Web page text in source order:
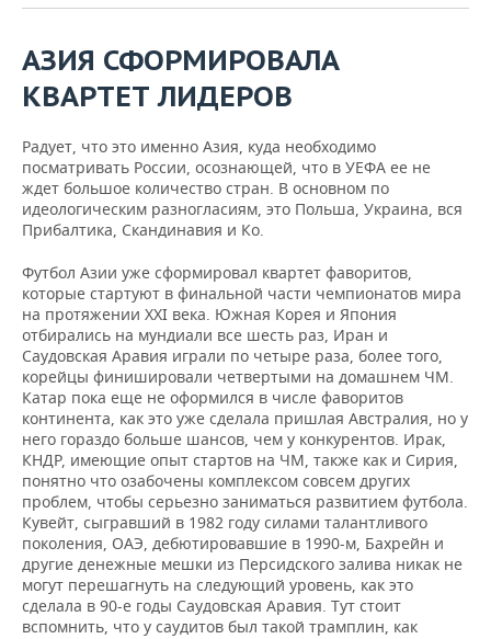
АЗИЯ СФОРМИРОВАЛА
КВАРТЕТ ЛИДЕРОВ
Радует, что это именно Азия, куда необходимо
посматривать России, осознающей, что в УЕФА ее не
ждет большое количество стран. В основном по
идеологическим разногласиям, это Польша, Украина, вся
Прибалтика, Скандинавия и Ко.
Футбол Азии уже сформировал квартет фаворитов,
которые стартуют в финальной части чемпионатов мира
на протяжении XXI века. Южная Корея и Япония
отбирались на мундиали все шесть раз, Иран и
Саудовская Аравия играли по четыре раза, более того,
корейцы финишировали четвертыми на домашнем ЧМ.
Катар пока еще не оформился в числе фаворитов
континента, как это уже сделала пришлая Австралия, но у
него гораздо больше шансов, чем у конкурентов. Ирак,
КНДР, имеющие опыт стартов на ЧМ, также как и Сирия,
понятно что озабочены комплексом совсем других
проблем, чтобы серьезно заниматься развитием футбола.
Кувейт, сыгравший в 1982 году силами талантливого
поколения, ОАЭ, дебютировавшие в 1990-м, Бахрейн и
другие денежные мешки из Персидского залива никак не
могут перешагнуть на следующий уровень, как это
сделала в 90-е годы Саудовская Аравия. Тут стоит
вспомнить, что у саудитов был такой трамплин, как